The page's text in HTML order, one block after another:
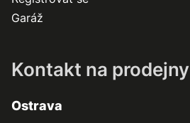
Garáž
Kontakt na prodejny
Ostrava